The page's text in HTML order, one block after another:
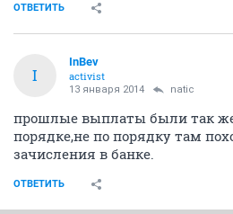
ОТВЕТИТЬ
I
InBev
activist
13 января 2014 natic
прошлые выплаты были так
порядке,не по порядку там
зачисления в банке.
ОТВЕТИТЬ